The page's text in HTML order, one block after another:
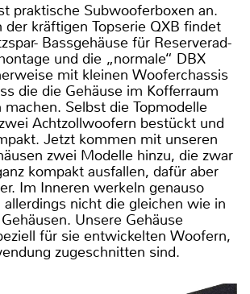
praktische Subwooferboxen an.
der kräftigen Topserie QXB findet
Bassgehäuse für Reserverad-
und die „normale“ DBX
mit kleinen Wooferchassis
die die Gehäuse im Kofferraum
Selbst die Topmodelle
Achtzollwoofern bestückt und
Jetzt kommen mit unseren
zwei Modelle hinzu, die zwar
kompakt ausfallen, dafür aber
Im Inneren werkeln genauso
allerdings nicht die gleichen wie in
Unsere Gehäuse
für sie entwickelten Woofern,
zugeschnitten sind.